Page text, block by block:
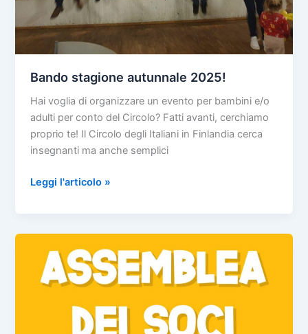
Bando stagione autunnale 2025!
Hai voglia di organizzare un evento per bambini e/o
adulti per conto del Circolo? Fatti avanti, cerchiamo
proprio te! Il Circolo degli Italiani in Finlandia cerca
insegnanti ma anche semplici
Bando
2025!
Leggi l'articolo »